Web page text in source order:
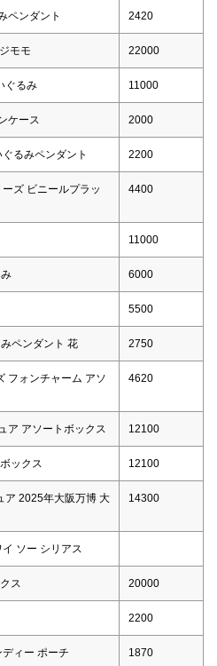
ペンダント 2420
モモ 22000
ぐるみ 11000
ケース 2000
るみペンダント 2200
ズ ビニールプラッ
4400
11000
6000
5500
ペンダント 花 2750
フォンチャーム アソ
4620
ア アソートボックス 12100
ックス 12100
ア 2025年大阪万博 大
14300
ソー シリアス
ス 20000
2200
ィー ポーチ 1870